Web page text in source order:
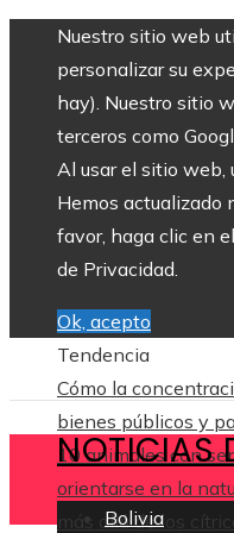
Nuestro sitio web
personalizar su
hay). Nuestro sitio
terceros como
Al usar el sitio web,
Hemos actualizado
favor, haga clic en
de Privacidad.
Ok, acepto
Tendencia
Cómo la
bienes públicos y
10 animales con
orientarse en la
más allá de los
NOTICIAS
Bolivia